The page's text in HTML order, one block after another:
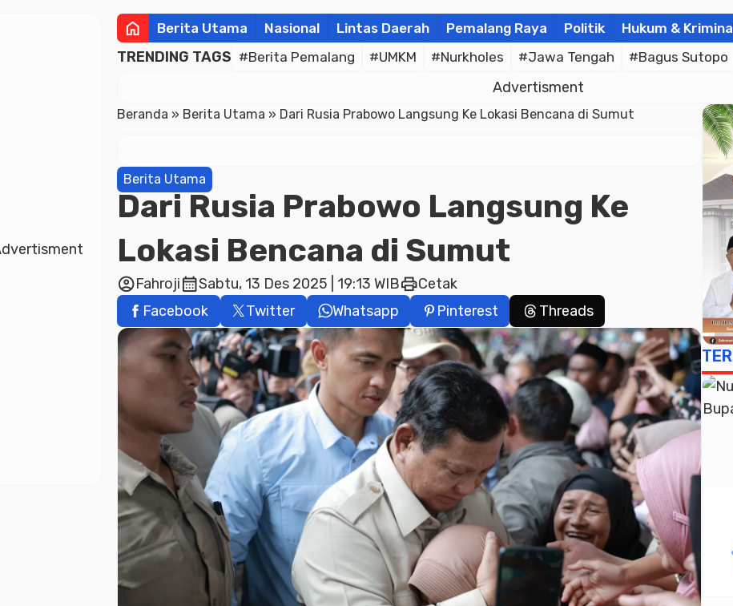
home Berita Utama Nasional Lintas Daerah Pemalang Raya Politik Hukum &
TRENDING TAGS #Berita Pemalang #UMKM #Nurkholes #Jawa Tengah #Bagus Sutopo
Advertisment
Beranda » Berita Utama » Dari Rusia Prabowo Langsung Ke Lokasi Bencana di Sumut
Berita Utama
Dari Rusia Prabowo Langsung Ke
Lokasi Bencana di Sumut
account_circleFahrojicalendar_monthSabtu, 13 Des 2025 | 19:13 WIBprintCetak
Facebook
Twitter Whatsapp Pinterest Threads